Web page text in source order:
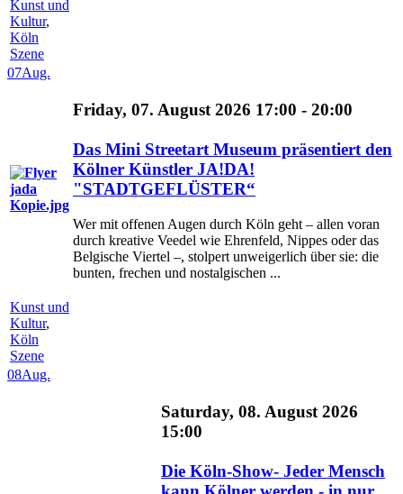
Kunst und
Kultur,
Köln
Szene
07Aug.
Friday, 07. August 2026 17:00 - 20:00
Das Mini Streetart Museum präsentiert den
Kölner Künstler JA!DA!
"STADTGEFLÜSTER“
Wer mit offenen Augen durch Köln geht – allen voran
durch kreative Veedel wie Ehrenfeld, Nippes oder das
Belgische Viertel –, stolpert unweigerlich über sie: die
bunten, frechen und nostalgischen ...
Kunst und
Kultur,
Köln
Szene
08Aug.
Saturday, 08. August 2026
15:00
Die Köln-Show- Jeder Mensch